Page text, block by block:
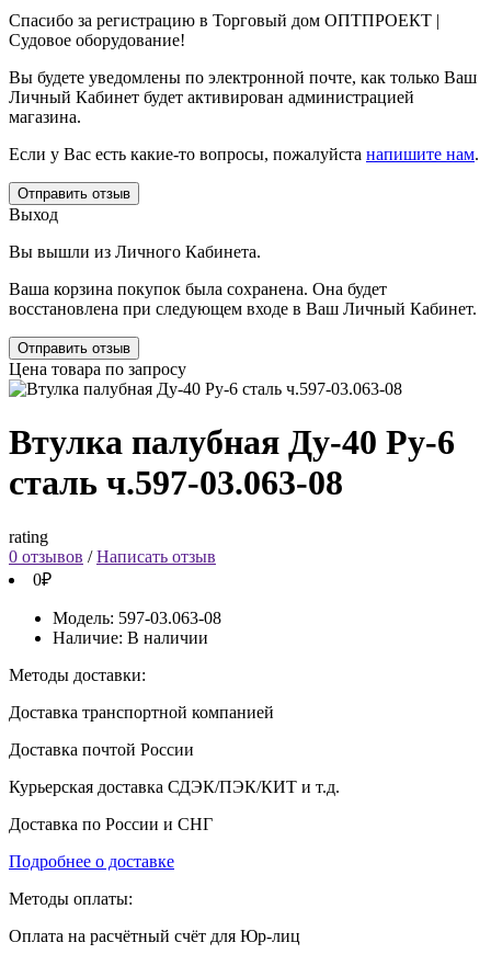
Спасибо за регистрацию в Торговый дом ОПТПРОЕКТ |
Судовое оборудование!
Вы будете уведомлены по электронной почте, как только Ваш
Личный Кабинет будет активирован администрацией
магазина.
Если у Вас есть какие-то вопросы, пожалуйста напишите нам.
Отправить отзыв
Выход
Вы вышли из Личного Кабинета.
Ваша корзина покупок была сохранена. Она будет
восстановлена при следующем входе в Ваш Личный Кабинет.
Отправить отзыв
Цена товара по запросу
Втулка палубная Ду-40 Ру-6
сталь ч.597-03.063-08
rating
0 отзывов /Написать отзыв
0₽
Модель: 597-03.063-08
Наличие: В наличии
Методы доставки:
Доставка транспортной компанией
Доставка почтой России
Курьерская доставка СДЭК/ПЭК/КИТ и т.д.
Доставка по России и СНГ
Подробнее о доставке
Методы оплаты:
Оплата на расчётный счёт для Юр-лиц